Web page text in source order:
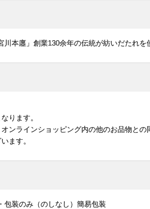
本廛」創業130余年の伝統が紡いだたれを
ります。
ンラインショッピング内の他のお品物との
ます。
包装のみ（のしなし）簡易包装